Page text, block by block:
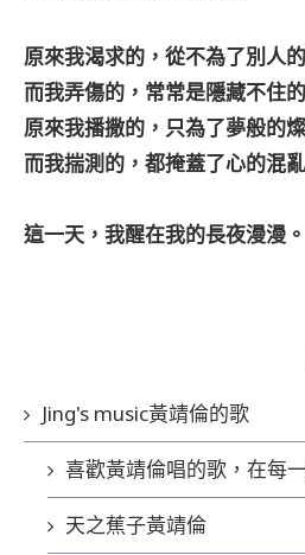
原來我渴求的，從不為了別人
而我弄傷的，常常是隱藏不住
原來我播撒的，只為了夢般的
而我揣測的，都掩蓋了心的混
這一天，我醒在我的長夜漫漫。
Jing's music黃靖倫的歌
喜歡黃靖倫唱的歌，在每
天之蕉子黃靖倫